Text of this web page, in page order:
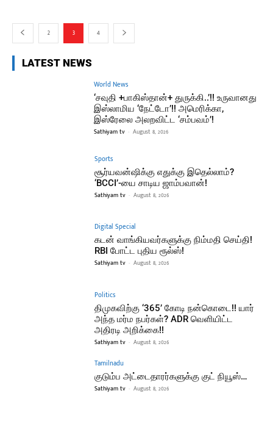
2 3 4
LATEST NEWS
World News
‘சவுதி +பாகிஸ்தான்+ துருக்கி..’!! உருவானது
இஸ்லாமிய ‘நேட்டோ’!! அமெரிக்கா,
இஸ்ரேலை அலறவிட்ட ‘சம்பவம்’!
Sathiyam tv - August 8, 2026
Sports
சூர்யவன்ஷிக்கு எதுக்கு இதெல்லாம்?
‘BCCI’-யை சாடிய ஜாம்பவான்!
Sathiyam tv - August 8, 2026
Digital Special
கடன் வாங்கியவர்களுக்கு நிம்மதி செய்தி!
RBI போட்ட புதிய ரூல்ஸ்!
Sathiyam tv - August 8, 2026
Politics
திமுகவிற்கு ‘365’ கோடி நன்கொடை!! யார்
அந்த மர்ம நபர்கள்? ADR வெளியிட்ட
அதிரடி அறிக்கை!!
Sathiyam tv - August 8, 2026
Tamilnadu
குடும்ப அட்டைதாரர்களுக்கு குட் நியூஸ்…
Sathiyam tv - August 8, 2026